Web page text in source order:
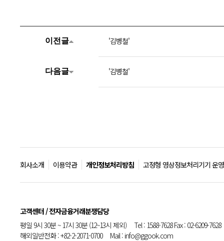
이전글 '김병철'
다음글 '김병철'
회사소개 이용약관 개인정보처리방침 고정형 영상정보처리기기 운
고객센터 / 전자금융거래분쟁담당
평일 9시 30분 ~ 17시 30분 (12~13시 제외) Tel : 1588-7628 Fax : 02-6209-7628
해외일반전화 : +82-2-2071-0700 Mail : info@ggook.com